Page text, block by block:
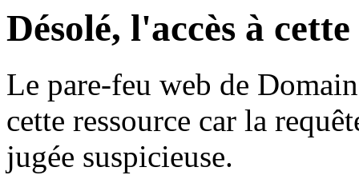
Désolé, l'accès à
Le pare-feu web de
cette ressource car la
jugée suspicieuse.